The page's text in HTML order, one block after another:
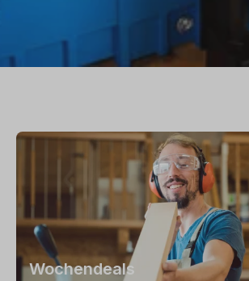
Wochendeals